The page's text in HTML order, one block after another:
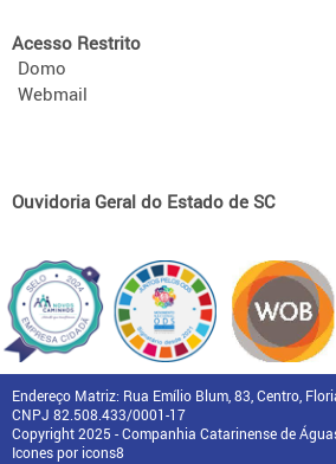
Acesso Restrito
Domo
Webmail
Ouvidoria Geral do Estado de SC
Endereço Matriz: Rua Emílio Blum, 83, Centro,
CNPJ 82.508.433/0001-17
Copyright 2025 - Companhia Catarinense de
Icones por icons8